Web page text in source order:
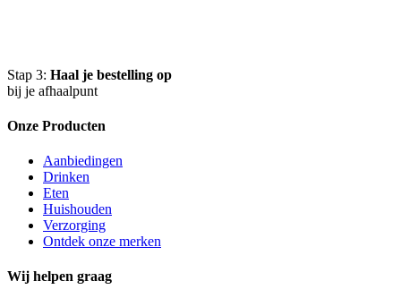
Stap 3: Haal je bestelling op
bij je afhaalpunt
Onze Producten
Aanbiedingen
Drinken
Eten
Huishouden
Verzorging
Ontdek onze merken
Wij helpen graag